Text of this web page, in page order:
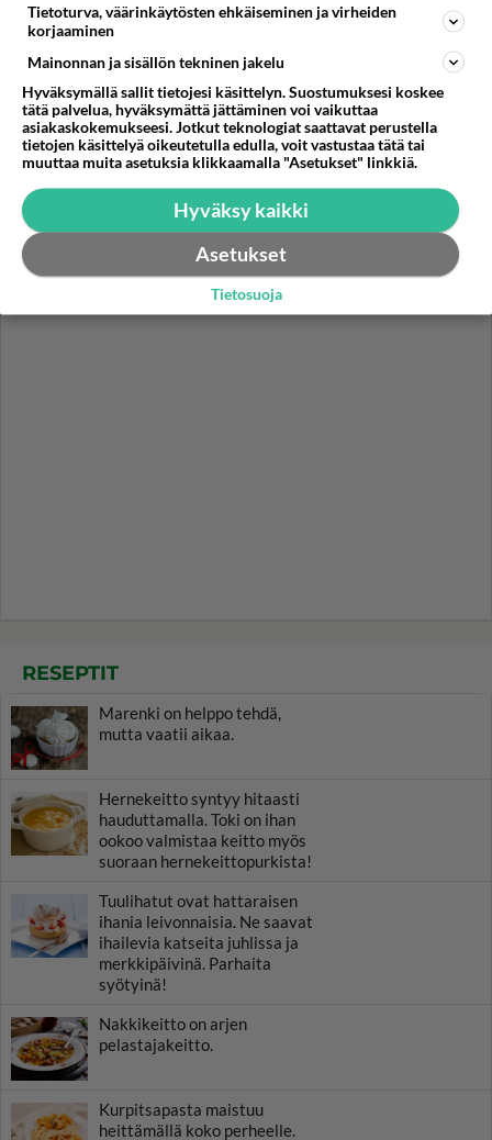
Luetuimmat: Aarne Pelkonen
ja Noora Louhimo vihdoinkin
yhdessä - Tätä moni jo odotti
Danny, 83, teki yllättävän
teon - Missä on 25-vuotias
Helmi Loukasmäki?
Kun yksi kauhallinen ei riitä...
Tämä helppo arkiruoka ei jää
RESEPTIT
Marenki on helppo tehdä,
mutta vaatii aikaa.
Hernekeitto syntyy hitaasti
hauduttamalla. Toki on ihan
ookoo valmistaa keitto myös
suoraan hernekeittopurkista!
Tuulihatut ovat hattaraisen
ihania leivonnaisia. Ne saavat
ihailevia katseita juhlissa ja
merkkipäivinä. Parhaita
syötyinä!
Nakkikeitto on arjen
pelastajakeitto.
Kurpitsapasta maistuu
heittämällä koko perheelle.
Tietoturva, väärinkäytösten ehkäiseminen ja virheiden
korjaaminen
Mainonnan ja sisällön tekninen jakelu
Hyväksymällä sallit tietojesi käsittelyn. Suostumuksesi koskee
tätä palvelua, hyväksymättä jättäminen voi vaikuttaa
asiakaskokemukseesi. Jotkut teknologiat saattavat perustella
tietojen käsittelyä oikeutetulla edulla, voit vastustaa tätä tai
muuttaa muita asetuksia klikkaamalla "Asetukset" linkkiä.
Hyväksy kaikki
Asetukset
Tietosuoja